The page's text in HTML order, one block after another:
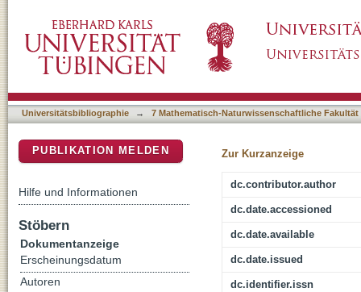
and land use scenarios
Universitätsbibliographie → 7 Mathematisch-Naturwissenschaftliche Fakultät
Zur Kurzanzeige
dc.contributor.author
dc.date.accessioned
dc.date.available
dc.date.issued
dc.identifier.issn
PUBLIKATION MELDEN
Hilfe und Informationen
Stöbern
Dokumentanzeige
Erscheinungsdatum
Autoren